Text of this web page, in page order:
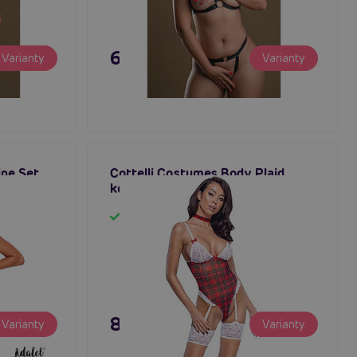
Varianty 695 Kč Varianty
Set
Varianty
Cottelli Costumes Body Plaid,
kostým body s podvazky
895 Kč Varianty